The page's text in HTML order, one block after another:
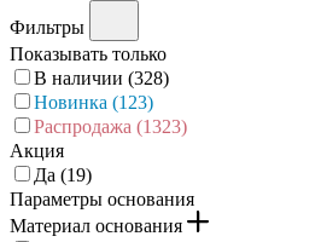
Фильтры
Показывать только
В наличии (328)
Новинка (123)
Распродажа (1323)
Акция
Да (19)
Параметры основания
Материал основания